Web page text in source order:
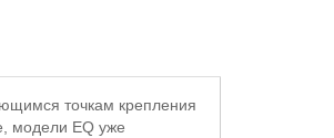
точкам крепления
модели EQ уже